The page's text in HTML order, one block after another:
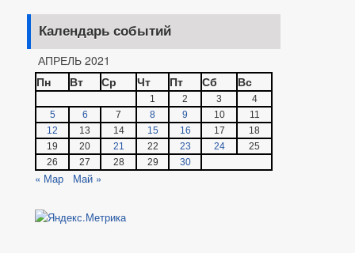
Календарь событий
АПРЕЛЬ 2021
Пн
Вт Ср Чт Пт Сб Вс
1 2 3
4
5
6 7 8 9 10
11
12
13 14 15 16 17
18
19
20 21 22 23 24
25
26
27 28 29 30
« Мар Май »